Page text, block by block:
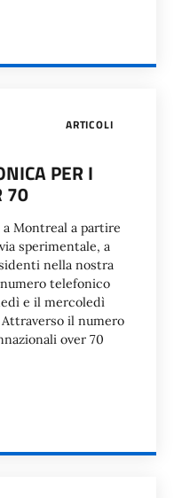
ARTICOLI
PER I
70
a Montreal a partire
sperimentale, a
nella nostra
telefonico
e il mercoledì
il numero
over 70